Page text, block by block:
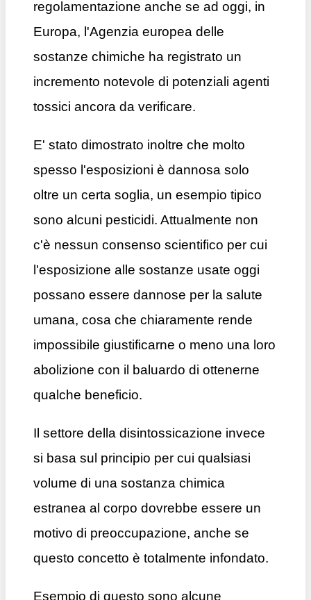
regolamentazione anche se ad oggi, in
Europa, l'Agenzia europea delle
sostanze chimiche ha registrato un
incremento notevole di potenziali agenti
tossici ancora da verificare.
E' stato dimostrato inoltre che molto
spesso l'esposizioni è dannosa solo
oltre un certa soglia, un esempio tipico
sono alcuni pesticidi. Attualmente non
c'è nessun consenso scientifico per cui
l'esposizione alle sostanze usate oggi
possano essere dannose per la salute
umana, cosa che chiaramente rende
impossibile giustificarne o meno una loro
abolizione con il baluardo di ottenerne
qualche beneficio.
Il settore della disintossicazione invece
si basa sul principio per cui qualsiasi
volume di una sostanza chimica
estranea al corpo dovrebbe essere un
motivo di preoccupazione, anche se
questo concetto è totalmente infondato.
Esempio di questo sono alcune